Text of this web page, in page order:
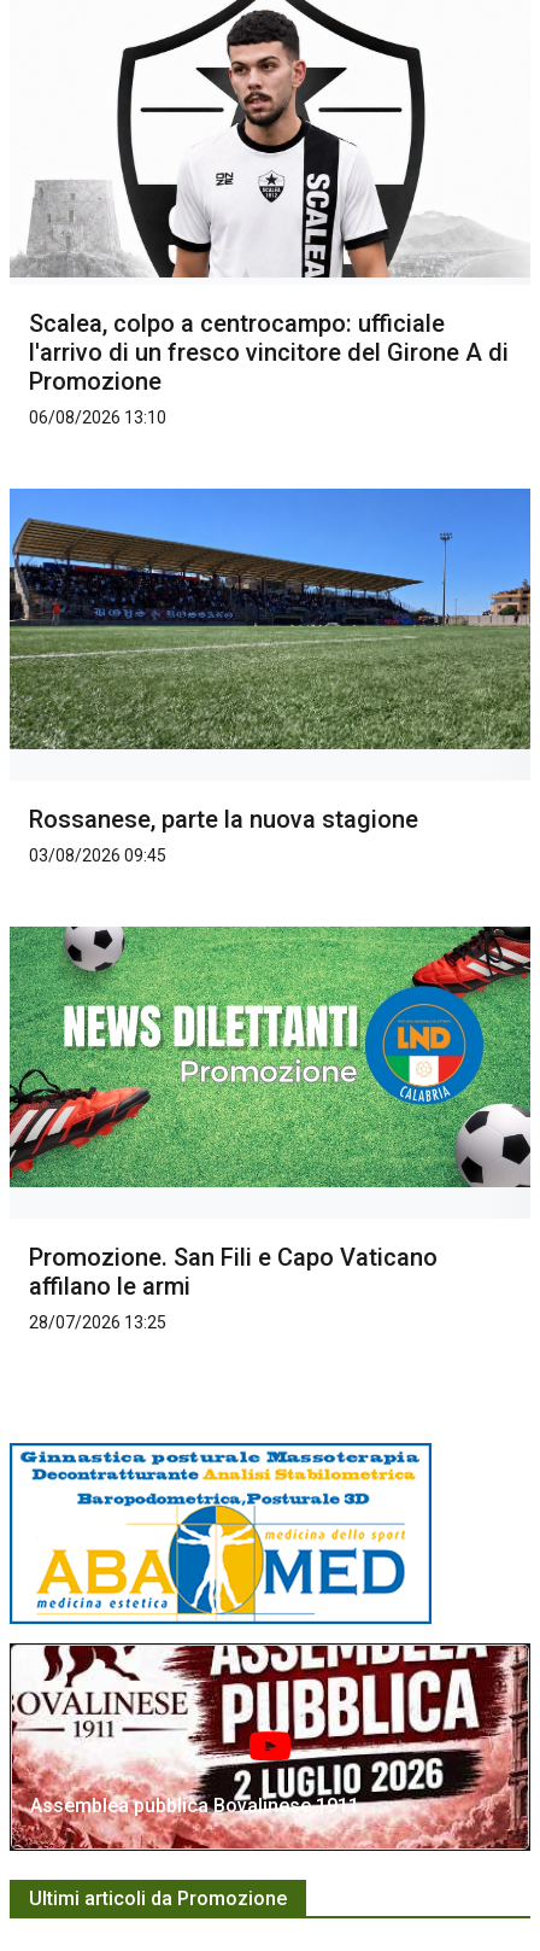
Scalea, colpo a centrocampo: ufficiale
l'arrivo di un fresco vincitore del Girone A di
Promozione
06/08/2026 13:10
Rossanese, parte la nuova stagione
03/08/2026 09:45
Promozione. San Fili e Capo Vaticano
affilano le armi
28/07/2026 13:25
Assemblea pubblica Bovalinese 1911
Ultimi articoli da Promozione